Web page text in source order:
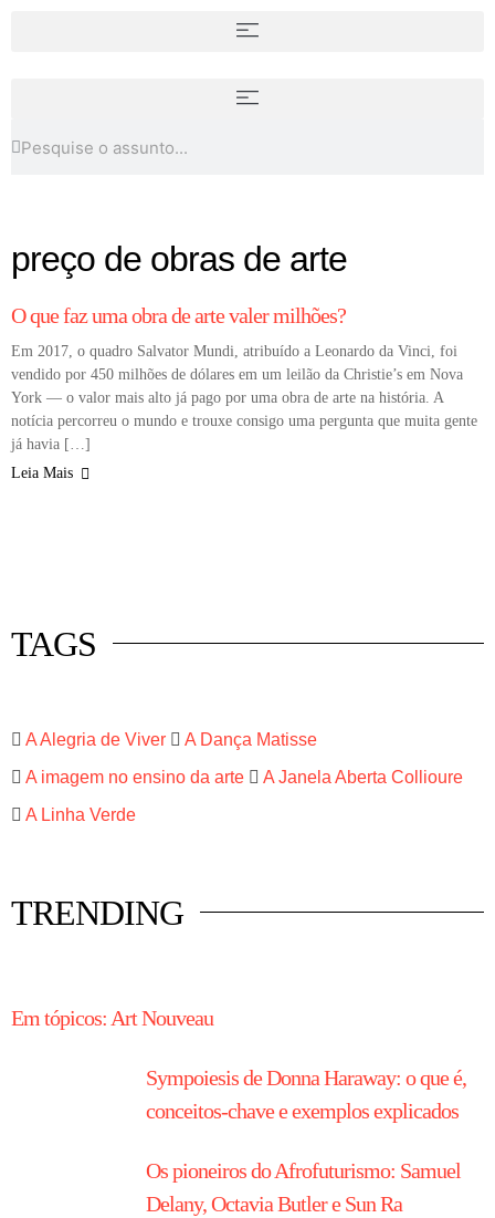
Quem foi Myrna Báez
rupturas e permanências na arte
do século XX
preço de obras de arte
COLUNA
O que faz uma obra de arte valer milhões?
Em 2017, o quadro Salvator Mundi, atribuído a Leonardo da Vinci, foi
vendido por 450 milhões de dólares em um leilão da Christie’s em Nova
York — o valor mais alto já pago por uma obra de arte na história. A
notícia percorreu o mundo e trouxe consigo uma pergunta que muita gente
já havia […]
Leia Mais
TAGS
A Alegria de Viver
A Dança Matisse
A imagem no ensino da arte
A Janela Aberta Collioure
A Linha Verde
TRENDING
Em tópicos: Art Nouveau
Sympoiesis de Donna Haraway: o que é,
conceitos-chave e exemplos explicados
Os pioneiros do Afrofuturismo: Samuel
Delany, Octavia Butler e Sun Ra